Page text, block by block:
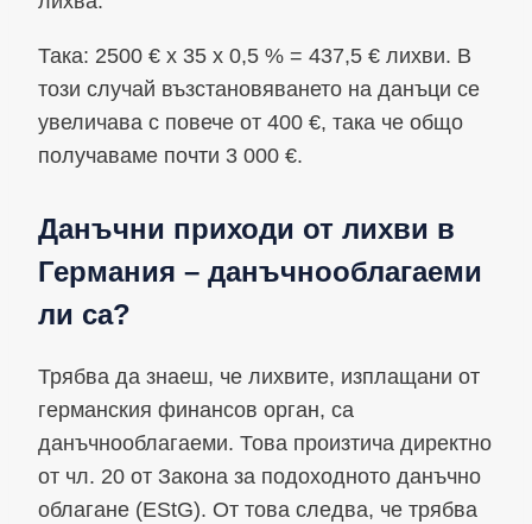
Така: 2500 € x 35 x 0,5 % = 437,5 € лихви. В
този случай възстановяването на данъци се
увеличава с повече от 400 €, така че общо
получаваме почти 3 000 €.
Данъчни приходи от лихви в
Германия – данъчнооблагаеми
ли са?
Трябва да знаеш, че лихвите, изплащани от
германския финансов орган, са
данъчнооблагаеми. Това произтича директно
от чл. 20 от Закона за подоходното данъчно
облагане (EStG). От това следва, че трябва